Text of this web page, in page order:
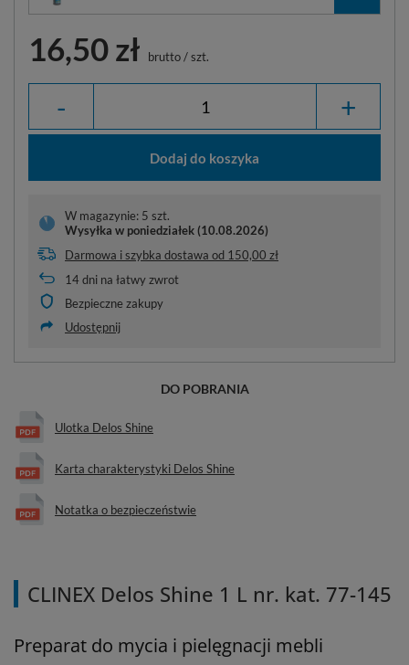
16,50 zł brutto/szt.
- +
Dodaj do koszyka
W magazynie: 5 szt.
Wysyłka w poniedziałek (10.08.2026)
Darmowa i szybka dostawa od 150,00 zł
14dni na łatwy zwrot
Bezpieczne zakupy
Udostępnij
DO POBRANIA
Ulotka Delos Shine
Karta charakterystyki Delos Shine
Notatka o bezpieczeństwie
CLINEX Delos Shine 1 L nr. kat. 77-145
Preparat do mycia i pielęgnacji mebli